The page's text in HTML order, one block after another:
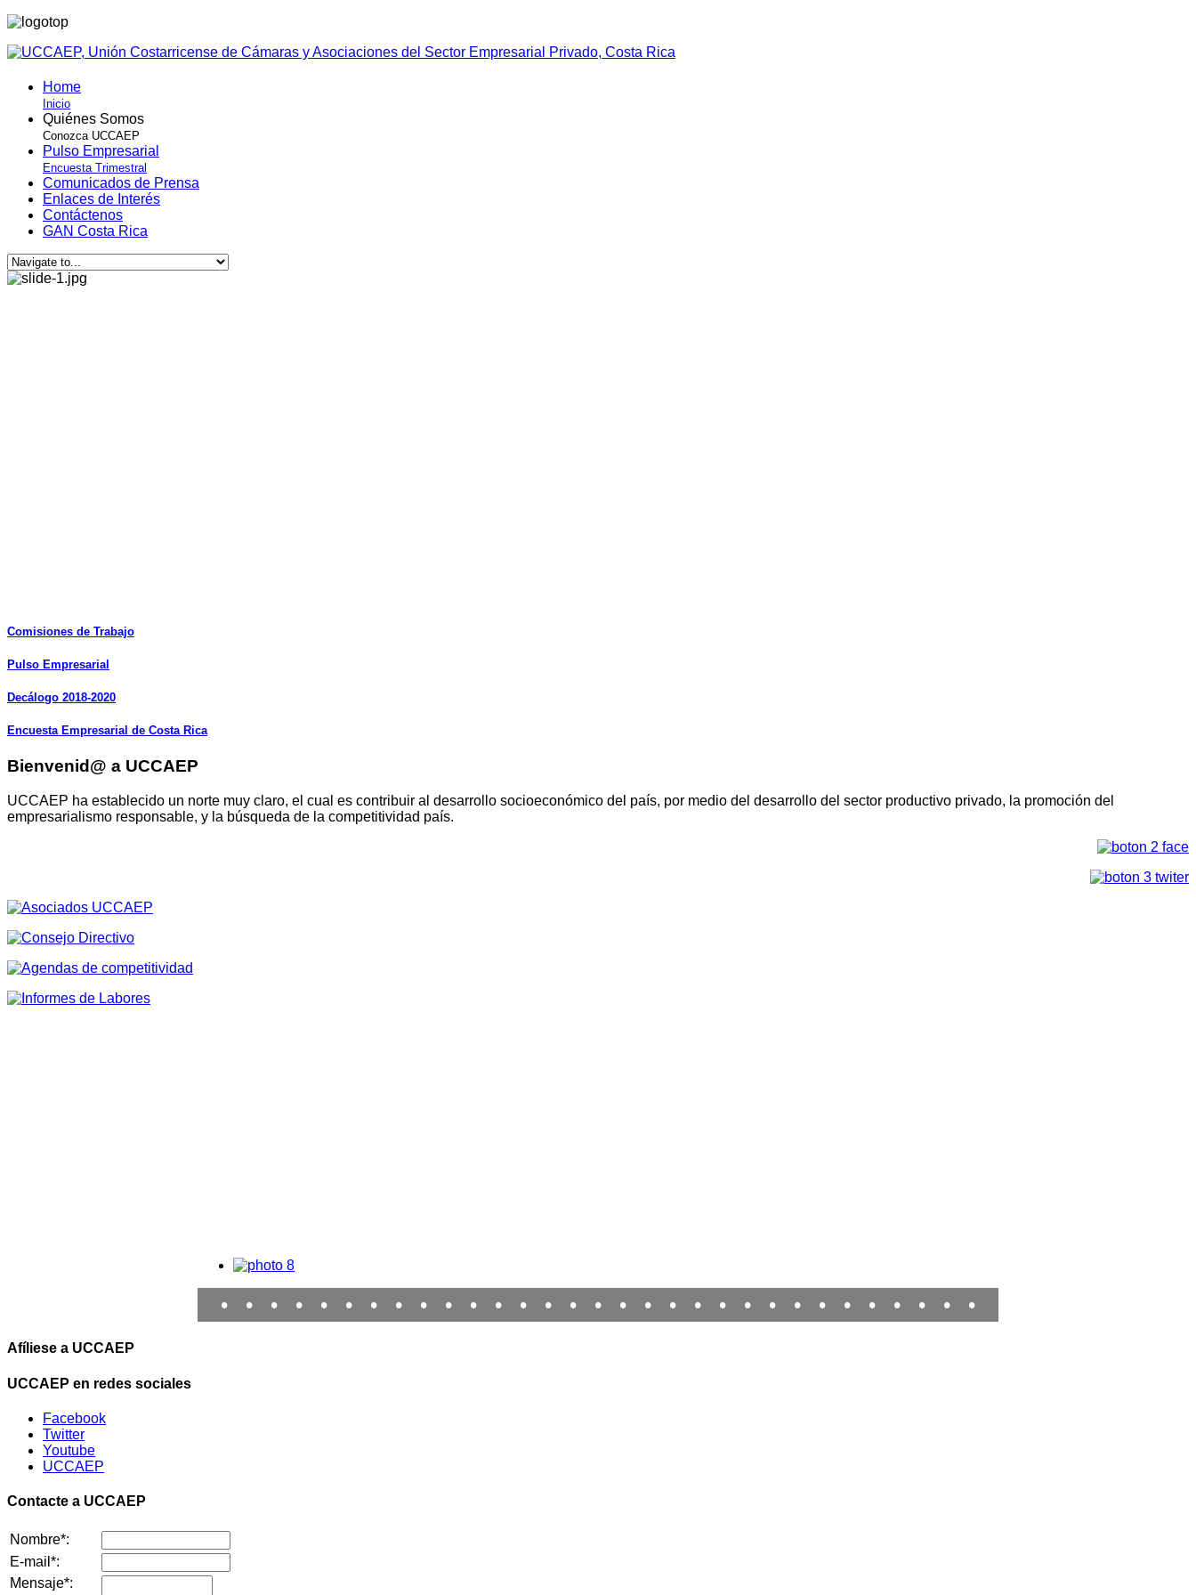
Home
Inicio
Quiénes Somos
Conozca UCCAEP
Pulso Empresarial
Encuesta Trimestral
Comunicados de Prensa
Enlaces de Interés
Contáctenos
GAN Costa Rica
Comisiones de Trabajo
Pulso Empresarial
Decálogo 2018-2020
Encuesta Empresarial de Costa Rica
Bienvenid@ a UCCAEP
UCCAEP ha establecido un norte muy claro, el cual es contribuir al desarrollo socioeconómico del país, por medio del desarrollo del sector productivo privado, la promoción del
empresarialismo responsable, y la búsqueda de la competitividad país.
• • • • • • • • • • • • • • • • • • • • • • • • • • • • • • •
Afíliese a UCCAEP
UCCAEP en redes sociales
Facebook
Twitter
Youtube
UCCAEP
Contacte a UCCAEP
Nombre*:
E-mail*:
Mensaje*: